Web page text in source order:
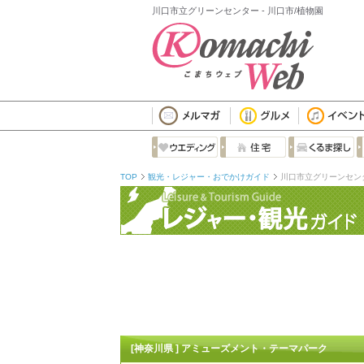
川口市立グリーンセンター - 川口市/植物園
TOP 観光・レジャー・おでかけガイド 川口市立グリーンセン
[神奈川県 ] アミューズメント・テーマパーク